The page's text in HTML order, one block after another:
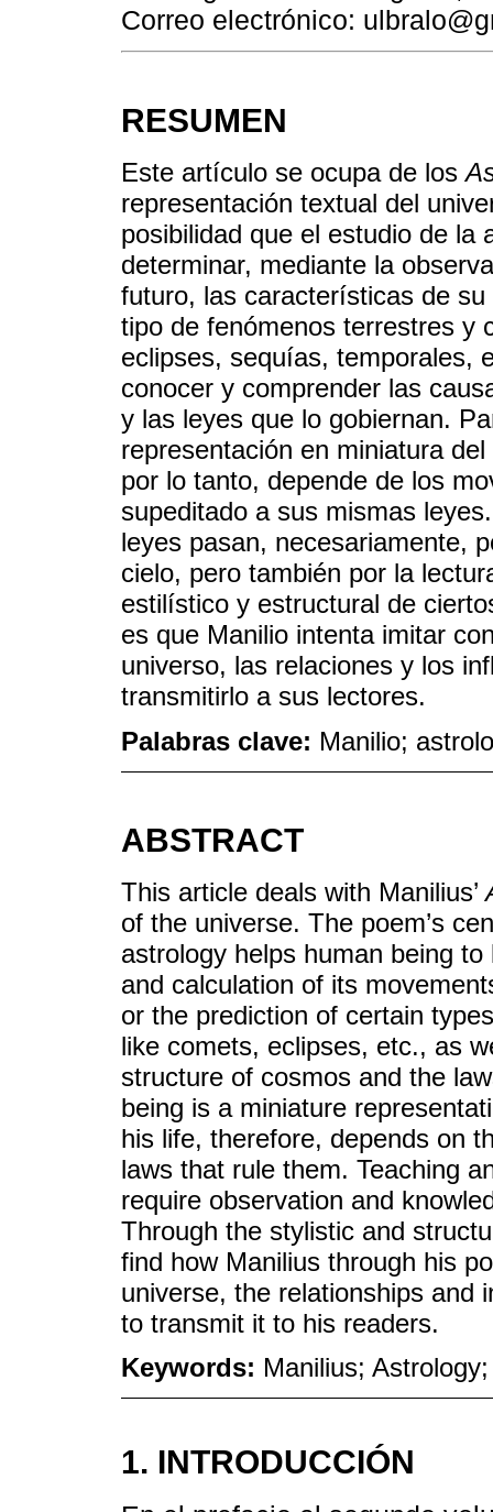
Correo electrónico:
RESUMEN
Este artículo se ocupa de los
representación textual del
posibilidad que el estudio de la
determinar, mediante la
futuro, las características de
tipo de fenómenos terrestres y
eclipses, sequías, temporales,
conocer y comprender las
y las leyes que lo gobiernan.
representación en miniatura
por lo tanto, depende de los
supeditado a sus mismas
leyes pasan, necesariamente,
cielo, pero también por la
estilístico y estructural de
es que Manilio intenta imitar
universo, las relaciones y los
transmitirlo a sus lectores.
Palabras clave: Manilio;
ABSTRACT
This article deals with Manilius’
of the universe. The poem’s
astrology helps human being
and calculation of its
or the prediction of certain
like comets, eclipses, etc., as
structure of cosmos and the
being is a miniature
his life, therefore, depends on
laws that rule them. Teaching
require observation and
Through the stylistic and
find how Manilius through his
universe, the relationships and
to transmit it to his readers.
Keywords: Manilius;
1. INTRODUCCIÓN